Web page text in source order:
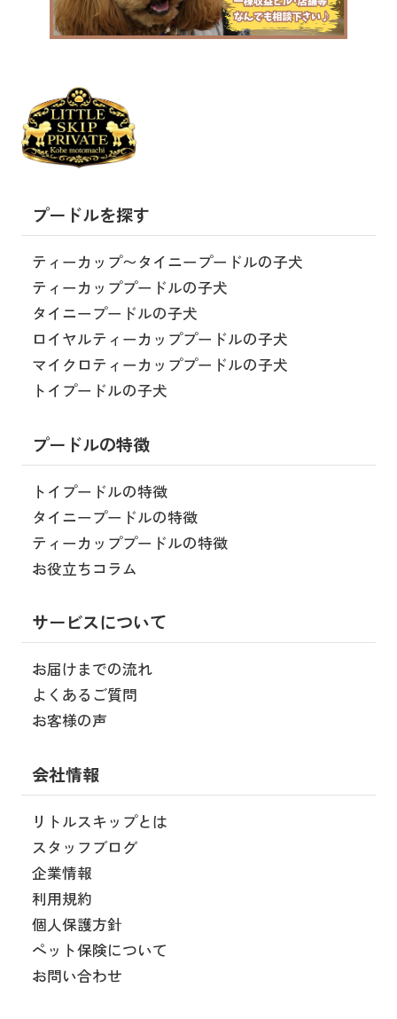
プードルを探す
ティーカップ〜タイニープードルの子犬
ティーカッププードルの子犬
タイニープードルの子犬
ロイヤルティーカッププードルの子犬
マイクロティーカッププードルの子犬
トイプードルの子犬
プードルの特徴
トイプードルの特徴
タイニープードルの特徴
ティーカッププードルの特徴
お役立ちコラム
サービスについて
お届けまでの流れ
よくあるご質問
お客様の声
会社情報
リトルスキップとは
スタッフブログ
企業情報
利用規約
個人保護方針
ペット保険について
お問い合わせ